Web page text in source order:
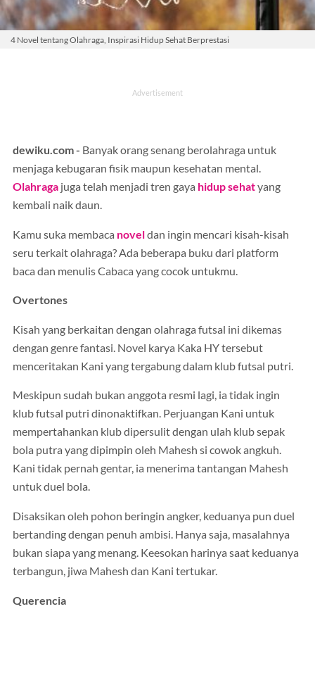
4 Novel tentang Olahraga, Inspirasi Hidup Sehat Berprestasi
dewiku.com - Banyak orang senang berolahraga untuk
menjaga kebugaran fisik maupun kesehatan mental.
Olahraga juga telah menjadi tren gaya hidup sehatyang
kembali naik daun.
Kamu suka membaca noveldan ingin mencari kisah-kisah
seru terkait olahraga? Ada beberapa buku dari platform
baca dan menulis Cabaca yang cocok untukmu.
Overtones
Kisah yang berkaitan dengan olahraga futsal ini dikemas
dengan genre fantasi. Novel karya Kaka HY tersebut
menceritakan Kani yang tergabung dalam klub futsal putri.
Meskipun sudah bukan anggota resmi lagi, ia tidak ingin
klub futsal putri dinonaktifkan. Perjuangan Kani untuk
mempertahankan klub dipersulit dengan ulah klub sepak
bola putra yang dipimpin oleh Mahesh si cowok angkuh.
Kani tidak pernah gentar, ia menerima tantangan Mahesh
untuk duel bola.
Disaksikan oleh pohon beringin angker, keduanya pun duel
bertanding dengan penuh ambisi. Hanya saja, masalahnya
bukan siapa yang menang. Keesokan harinya saat keduanya
terbangun, jiwa Mahesh dan Kani tertukar.
Querencia